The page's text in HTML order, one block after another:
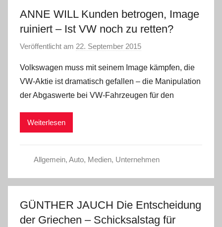
ANNE WILL Kunden betrogen, Image
ruiniert – Ist VW noch zu retten?
Veröffentlicht am 22. September 2015
n
a
d
Volkswagen muss mit seinem Image kämpfen, die
VW-Aktie ist dramatisch gefallen – die Manipulation
der Abgaswerte bei VW-Fahrzeugen für den
Weiterlesen
Allgemein, Auto, Medien, Unternehmen
GÜNTHER JAUCH Die Entscheidung
der Griechen – Schicksalstag für